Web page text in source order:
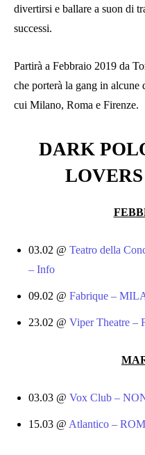
divertirsi e ballare a suon di
successi.
Partirà a Febbraio 2019 da
che porterà la gang in alcune
cui Milano, Roma e Firenze.
DARK
03.02 @ Teatro della
– Info
09.02 @ Fabrique –
23.02 @ Viper Theatre –
03.03 @ Vox Club –
15.03 @ Atlantico –